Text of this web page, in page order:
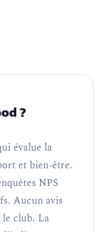
?
évalue la
et bien-être.
NPS
Aucun avis
club. La